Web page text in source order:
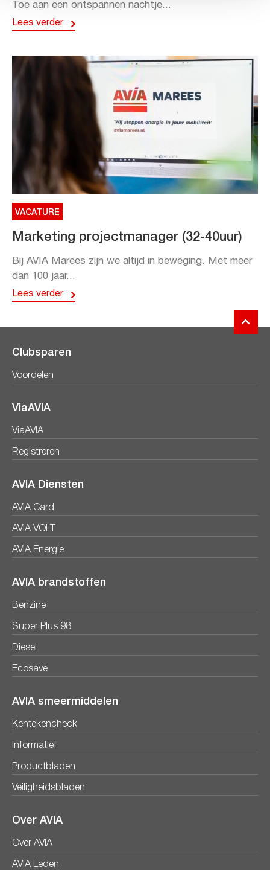
Toe aan een ontspannen nachtje...
Lees verder
VACATURE
Marketing projectmanager (32-40uur)
Bij AVIA Marees zijn we altijd in beweging. Met meer
dan 100 jaar...
Lees verder
Clubsparen
Voordelen
ViaAVIA
ViaAVIA
Registreren
AVIA Diensten
AVIA Card
AVIA VOLT
AVIA Energie
AVIA brandstoffen
Benzine
Super Plus 98
Diesel
Ecosave
AVIA smeermiddelen
Kentekencheck
Informatief
Productbladen
Veiligheidsbladen
Over AVIA
Over AVIA
AVIA Leden